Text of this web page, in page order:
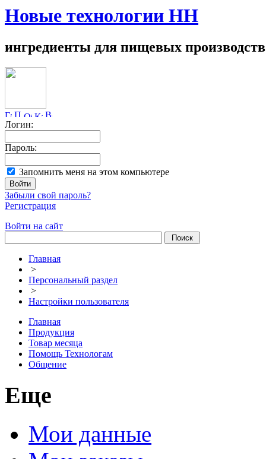
Новые технологии НН
ингредиенты для пищевых производств
Логин:
Пароль:
Запомнить меня на этом компьютере
Забыли свой пароль?
Регистрация
Войти на сайт
Главная
>
Персональный раздел
>
Настройки пользователя
Главная
Продукция
Товар месяца
Помощь Технологам
Общение
Еще
Мои данные